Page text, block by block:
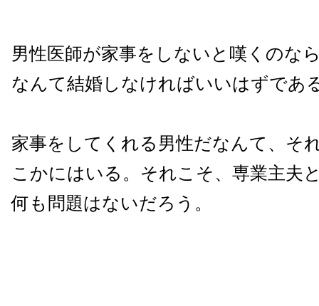
男性医師が家事をしないと嘆くのな
なんて結婚しなければいいはずであ
家事をしてくれる男性だなんて、そ
こかにはいる。それこそ、専業主夫
何も問題はないだろう。